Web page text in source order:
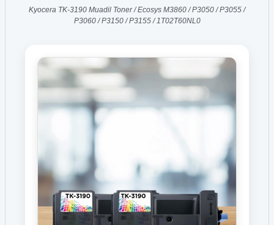
Kyocera TK-3190 Muadil Toner / Ecosys M3860 / P3050 / P3055 /
P3060 / P3150 / P3155 / 1T02T60NL0